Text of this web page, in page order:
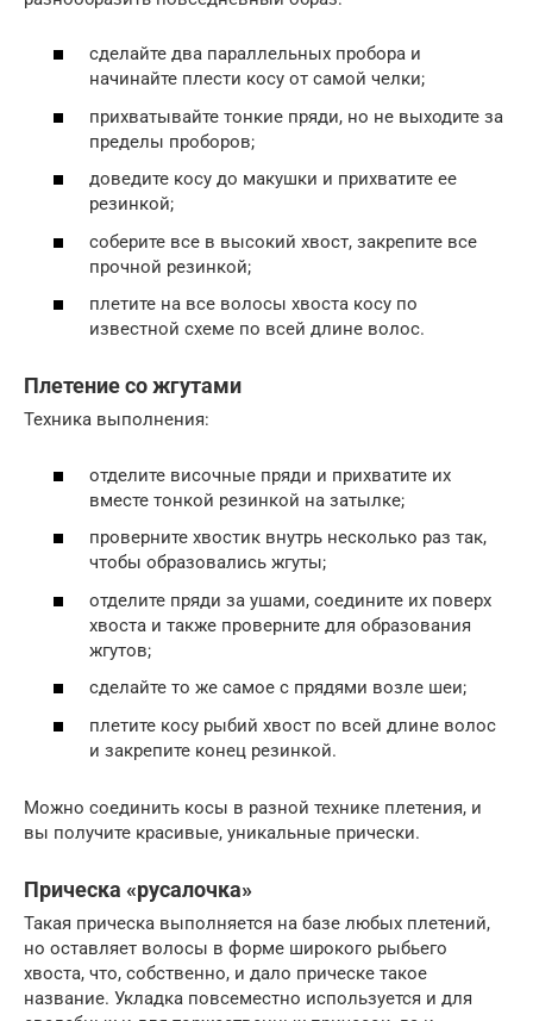
сделайте два параллельных пробора и
начинайте плести косу от самой челки;
прихватывайте тонкие пряди, но не выходите за
пределы проборов;
доведите косу до макушки и прихватите ее
резинкой;
соберите все в высокий хвост, закрепите все
прочной резинкой;
плетите на все волосы хвоста косу по
известной схеме по всей длине волос.
Плетение со жгутами
Техника выполнения:
отделите височные пряди и прихватите их
вместе тонкой резинкой на затылке;
проверните хвостик внутрь несколько раз так,
чтобы образовались жгуты;
отделите пряди за ушами, соедините их поверх
хвоста и также проверните для образования
жгутов;
сделайте то же самое с прядями возле шеи;
плетите косу рыбий хвост по всей длине волос
и закрепите конец резинкой.
Можно соединить косы в разной технике плетения, и
вы получите красивые, уникальные прически.
Прическа «русалочка»
Такая прическа выполняется на базе любых плетений,
но оставляет волосы в форме широкого рыбьего
хвоста, что, собственно, и дало прическе такое
название. Укладка повсеместно используется и для